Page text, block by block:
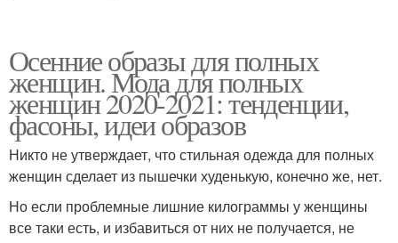
Осенние образы для полных
женщин. Мода для полных
женщин 2020-2021: тенденции,
фасоны, идеи образов
Никто не утверждает, что стильная одежда для полных
женщин сделает из пышечки худенькую, конечно же, нет.
Но если проблемные лишние килограммы у женщины
все таки есть, и избавиться от них не получается, не